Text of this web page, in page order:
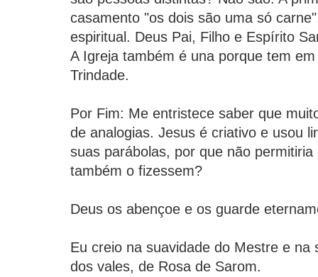
casamento "os dois são uma só
espiritual. Deus Pai, Filho e Espírito
A Igreja também é una porque tem
Trindade.
Por Fim: Me entristece saber que
de analogias. Jesus é criativo e usou
suas parábolas, por que não permitiria
também o fizessem?
Deus os abençoe e os guarde
Eu creio na suavidade do Mestre e na
dos vales, de Rosa de Sarom.